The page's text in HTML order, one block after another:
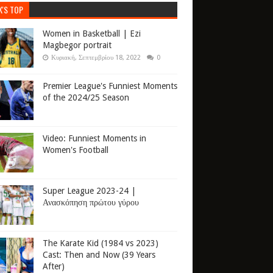
TOP
Women in Basketball | Ezi
Magbegor portrait
Κυριακή, Σεπτεμβρίου 18, 2022 0
Premier League's Funniest Moments
of the 2024/25 Season
Video: Funniest Moments in
Women's Football
Super League 2023-24 |
Ανασκόπηση πρώτου γύρου
The Karate Kid (1984 vs 2023)
Cast: Then and Now (39 Years
After)